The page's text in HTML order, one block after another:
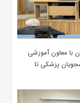
معاون آموزشی
‌پزشکی تا